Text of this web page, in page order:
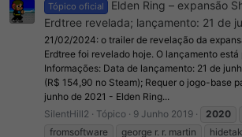
Tópico oficial
Elden Ring – expansão
Erdtree revelada; lançamento: 21 de
21/02/2024: o trailer de revelação da
Erdtree foi revelado hoje. O lançamento
Informações: Data de lançamento: 21 de
(R$ 154,90 no Steam); Requer o jogo-base
junho de 2021 - Elden Ring...
SilentHill2
Tópico 9 Junho 2019 2020
fromsoftware
george r. r. martin